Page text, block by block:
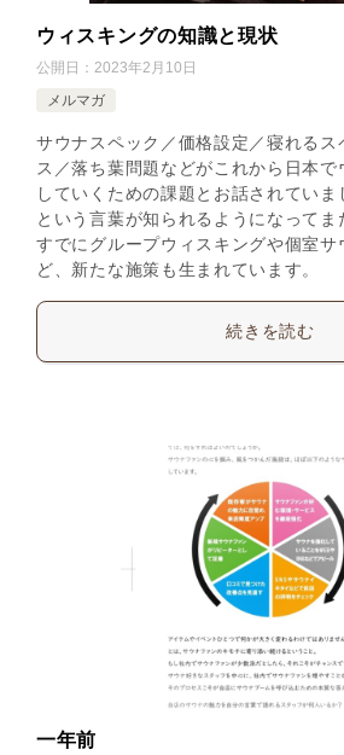
ウィスキングの知識と現状
公開日： 2023年2月10日
メルマガ
サウナスペック／価格設定／寝れるス
ス／落ち葉問題などがこれから日本で
していくための課題とお話されてい
という言葉が知られるようになってま
すでにグループウィスキングや個室サ
ど、新たな施策も生まれています。
続きを読む
一年前